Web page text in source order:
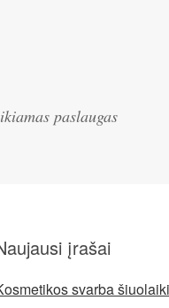
paslaugas
įrašai
svarba